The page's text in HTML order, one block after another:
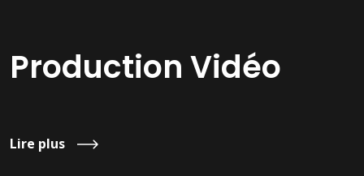
Production Vidéo
Lire plus